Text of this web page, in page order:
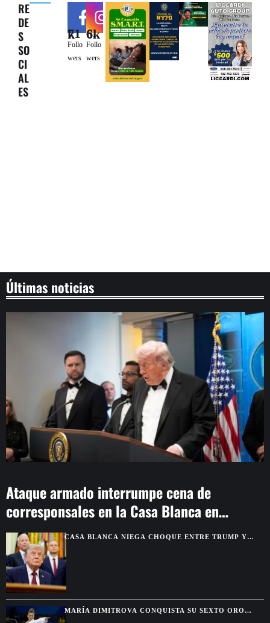
RE
DE
S
SO
CI
AL
ES
71k
Follo
wers
6.6k
Follo
wers
Últimas noticias
Ataque armado interrumpe cena de
corresponsales en la Casa Blanca en
WashingtonCASA BLANCA NIEGA CHOQUE ENTRE TRUMP Y
HEGSETH POR RESERVAS DE MUNICIONES
MARÍA DIMITROVA CONQUISTA SU SEXTO ORO
CONSECUTIVO Y SE DESPIDE DEL KATA INDIVIDUAL